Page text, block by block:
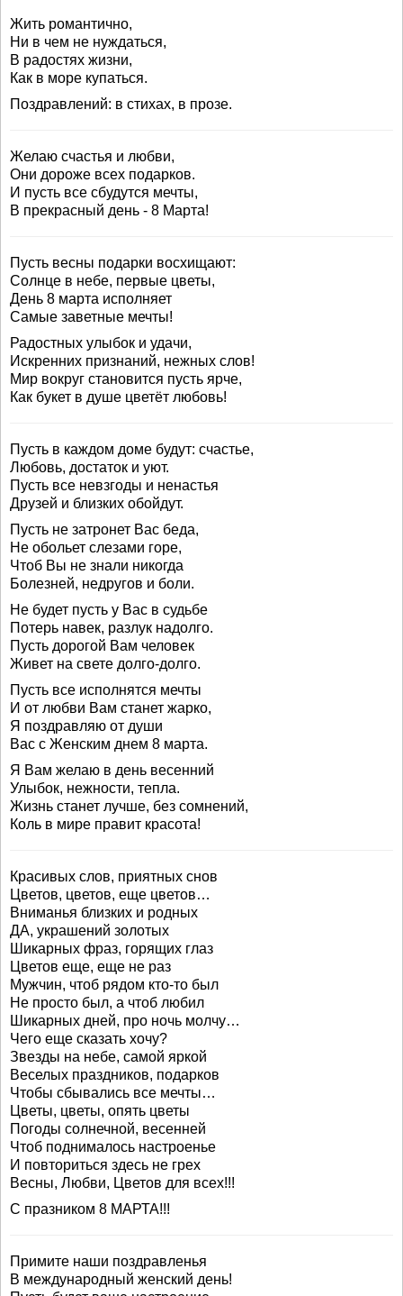
Жить романтично,
Ни в чем не нуждаться,
В радостях жизни,
Как в море купаться.
Поздравлений: в стихах, в прозе.
Желаю счастья и любви,
Они дороже всех подарков.
И пусть все сбудутся мечты,
В прекрасный день - 8 Марта!
Пусть весны подарки восхищают:
Солнце в небе, первые цветы,
День 8 марта исполняет
Самые заветные мечты!
Радостных улыбок и удачи,
Искренних признаний, нежных слов!
Мир вокруг становится пусть ярче,
Как букет в душе цветёт любовь!
Пусть в каждом доме будут: счастье,
Любовь, достаток и уют.
Пусть все невзгоды и ненастья
Друзей и близких обойдут.
Пусть не затронет Вас беда,
Не обольет слезами горе,
Чтоб Вы не знали никогда
Болезней, недругов и боли.
Не будет пусть у Вас в судьбе
Потерь навек, разлук надолго.
Пусть дорогой Вам человек
Живет на свете долго-долго.
Пусть все исполнятся мечты
И от любви Вам станет жарко,
Я поздравляю от души
Вас с Женским днем 8 марта.
Я Вам желаю в день весенний
Улыбок, нежности, тепла.
Жизнь станет лучше, без сомнений,
Коль в мире правит красота!
Красивых слов, приятных снов
Цветов, цветов, еще цветов…
Вниманья близких и родных
ДА, украшений золотых
Шикарных фраз, горящих глаз
Цветов еще, еще не раз
Мужчин, чтоб рядом кто-то был
Не просто был, а чтоб любил
Шикарных дней, про ночь молчу…
Чего еще сказать хочу?
Звезды на небе, самой яркой
Веселых праздников, подарков
Чтобы сбывались все мечты…
Цветы, цветы, опять цветы
Погоды солнечной, весенней
Чтоб поднималось настроенье
И повториться здесь не грех
Весны, Любви, Цветов для всех!!!
C празником 8 МАРТА!!!
Примите наши поздравленья
В международный женский день!